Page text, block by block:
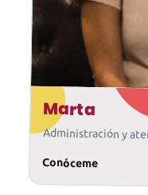
Marta
Administración y
Conóceme